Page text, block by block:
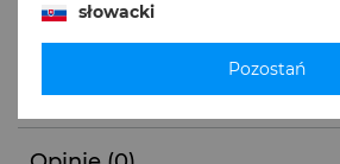
Opis produktu
Informacje o produkcie
słowacki
Pozostań